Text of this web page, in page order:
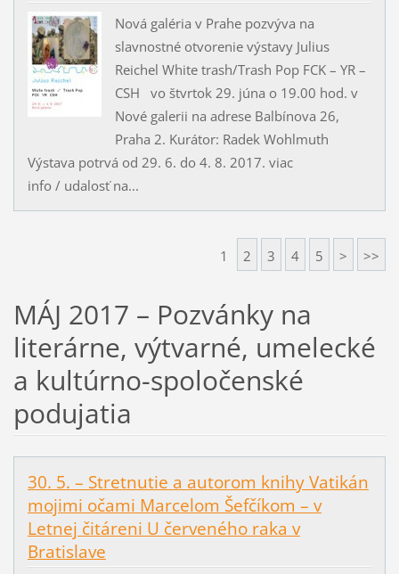
Nová galéria v Prahe pozvýva na
slavnostné otvorenie výstavy Julius
Reichel White trash/Trash Pop FCK – YR –
CSH vo štvrtok 29. júna o 19.00 hod. v
Nové galerii na adrese Balbínova 26,
Praha 2. Kurátor: Radek Wohlmuth
Výstava potrvá od 29. 6. do 4. 8. 2017. viac
info / udalosť na...
1 2 3 4 5 > >>
MÁJ 2017 – Pozvánky na
literárne, výtvarné, umelecké
a kultúrno-spoločenské
podujatia
30. 5. – Stretnutie a autorom knihy Vatikán
mojimi očami Marcelom Šefčíkom – v
Letnej čitáreni U červeného raka v
Bratislave